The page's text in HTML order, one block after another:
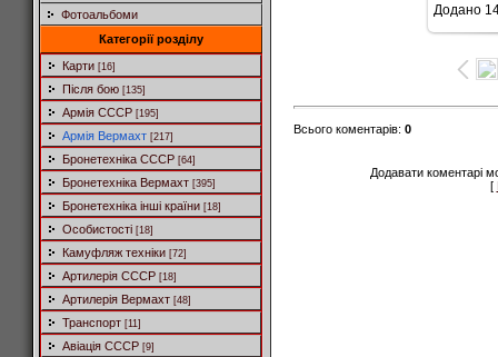
Фотоальбоми
Категорії розділу
Карти [16]
Після бою [135]
Армія СССР [195]
Армія Вермахт [217]
Бронетехніка СССР [64]
Бронетехніка Вермахт [395]
Бронетехніка інші країни [18]
Особистості [18]
Камуфляж техніки [72]
Артилерія СССР [18]
Артилерія Вермахт [48]
Транспорт [11]
Авіація СССР [9]
Додано
Всього коментарів: 0
Додавати коментарі
[